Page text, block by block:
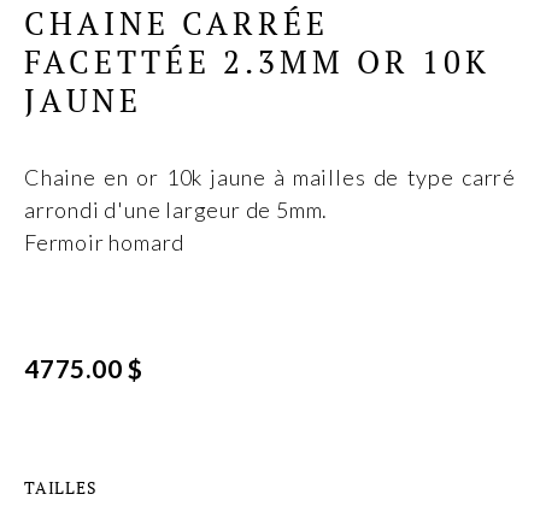
CHAINE CARRÉE
FACETTÉE 2.3MM OR 10K
JAUNE
Chaine en or 10k jaune à mailles de type carré
arrondi d'une largeur de 5mm.
Fermoir homard
4775.00 $
TAILLES